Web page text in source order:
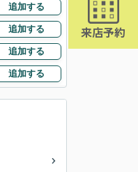
来店予約
追加する
追加する
追加する
追加する